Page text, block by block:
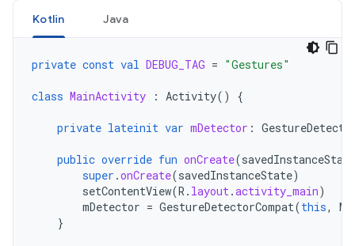
Kotlin Java
private const val DEBUG_TAG = "Gestures"
class MainActivity : Activity() {
private lateinit var mDetector :
public override fun onCreate(savedInstanceState
super .onCreate(savedInstanceState)
setContentView(R . layout.activity_main)
mDetector = GestureDetectorCompat(this,
}